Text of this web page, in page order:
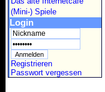
(Mini-) Spiele
Login
Registrieren
Passwort vergessen